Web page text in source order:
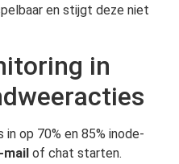
en stijgt deze niet
in
op 70% en 85% inode-
mail of chat starten.